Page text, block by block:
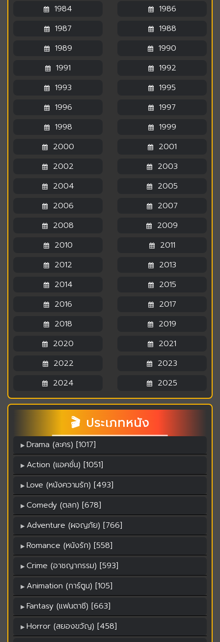
1984
1986
1987
1988
1989
1990
1991
1992
1993
1995
1996
1997
1998
1999
2000
2001
2002
2003
2004
2005
2006
2007
2008
2009
2010
2011
2012
2013
2014
2015
2016
2017
2018
2019
2020
2021
2022
2023
2024
2025
🎬 ประเภทหนัง
Drama (ละคร) [1017]
Action (แอคชั่น) [1051]
Love (หนังความรัก) [493]
Comedy (ตลก) [678]
Adventure (ผจญภัย) [766]
Romance (หนังรัก) [558]
Crime (อาชญากรรม) [593]
Animation (การ์ตูน) [105]
Fantasy (แฟนตาซี) [663]
Horror (สยองขวัญ) [458]